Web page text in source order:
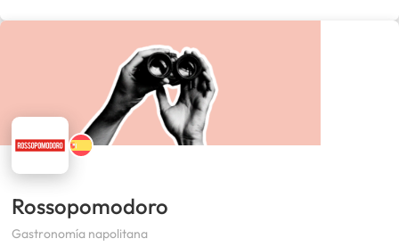
Rossopomodoro
Gastronomía napolitana